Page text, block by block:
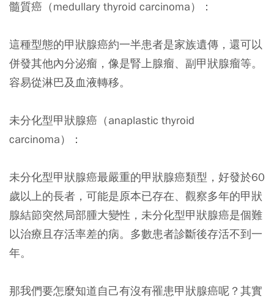
髓質癌（medullary thyroid carcinoma）：
這種型態的甲狀腺癌約一半患者是家族遺傳，還可以
併發其他內分泌瘤，像是腎上腺瘤、副甲狀腺瘤等。
容易從淋巴及血液轉移。
未分化型甲狀腺癌（anaplastic thyroid
carcinoma）：
未分化型甲狀腺癌最嚴重的甲狀腺癌類型，好發於60
歲以上的長者，可能是原本已存在、觀察多年的甲狀
腺結節突然局部腫大變性，未分化型甲狀腺癌是個難
以治療且存活率差的病。多數患者診斷後存活不到一
年。
那我們要怎麼知道自己有沒有罹患甲狀腺癌呢？其實